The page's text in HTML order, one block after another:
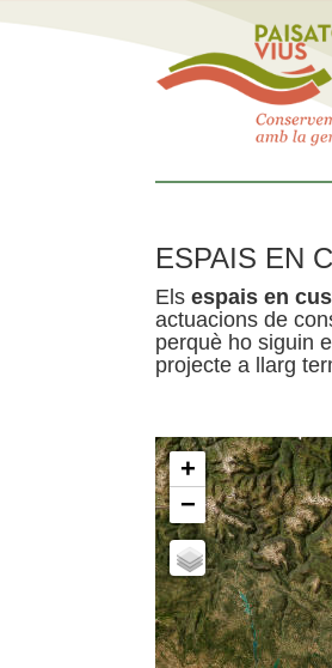
ESPAIS EN
Els espais en
actuacions de
perquè ho siguin
projecte a llarg
+
−